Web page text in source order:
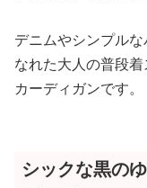
デニムやシンプル
なれた大人の普段
カーディガンです。
シックな黒の